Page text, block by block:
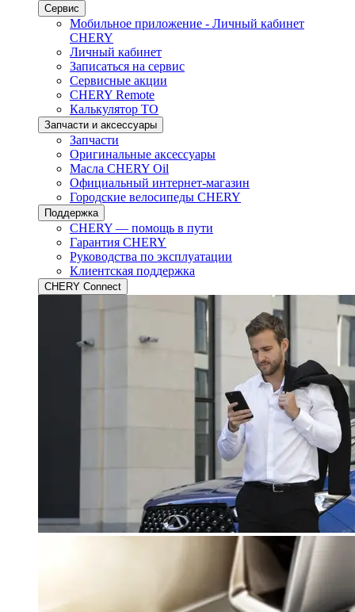
Сервис
Мобильное приложение - Личный кабинет
CHERY
Личный кабинет
Записаться на сервис
Сервисные акции
CHERY Remote
Калькулятор ТО
Запчасти и аксессуары
Запчасти
Оригинальные аксессуары
Масла CHERY Oil
Официальный интернет-магазин
Городские велосипеды CHERY
Поддержка
CHERY — помощь в пути
Гарантия CHERY
Руководства по эксплуатации
Клиентская поддержка
CHERY Connect